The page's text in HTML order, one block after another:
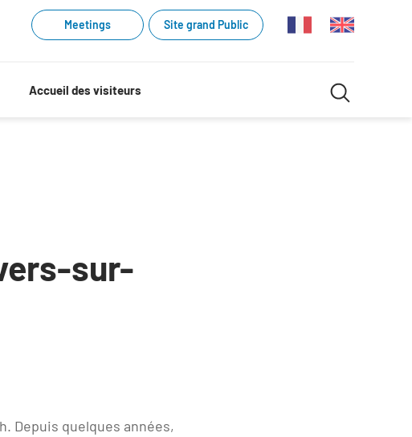
Meetings Site grand Public
Accueil des visiteurs Recherche
sur-
Depuis quelques années,